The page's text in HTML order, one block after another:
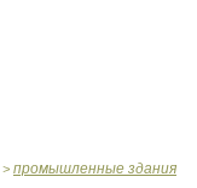
> промышленные здания